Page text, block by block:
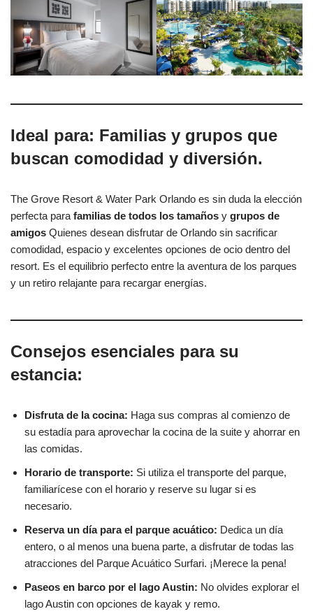
Ideal para: Familias y grupos que
buscan comodidad y diversión.
The Grove Resort & Water Park Orlando es sin duda la elección
perfecta para familias de todos los tamaños y grupos de
amigos Quienes desean disfrutar de Orlando sin sacrificar
comodidad, espacio y excelentes opciones de ocio dentro del
resort. Es el equilibrio perfecto entre la aventura de los parques
y un retiro relajante para recargar energías.
Consejos esenciales para su
estancia:
Disfruta de la cocina: Haga sus compras al comienzo de
su estadía para aprovechar la cocina de la suite y ahorrar en
las comidas.
Horario de transporte: Si utiliza el transporte del parque,
familiarícese con el horario y reserve su lugar si es
necesario.
Reserva un día para el parque acuático: Dedica un día
entero, o al menos una buena parte, a disfrutar de todas las
atracciones del Parque Acuático Surfari. ¡Merece la pena!
Paseos en barco por el lago Austin: No olvides explorar el
lago Austin con opciones de kayak y remo.